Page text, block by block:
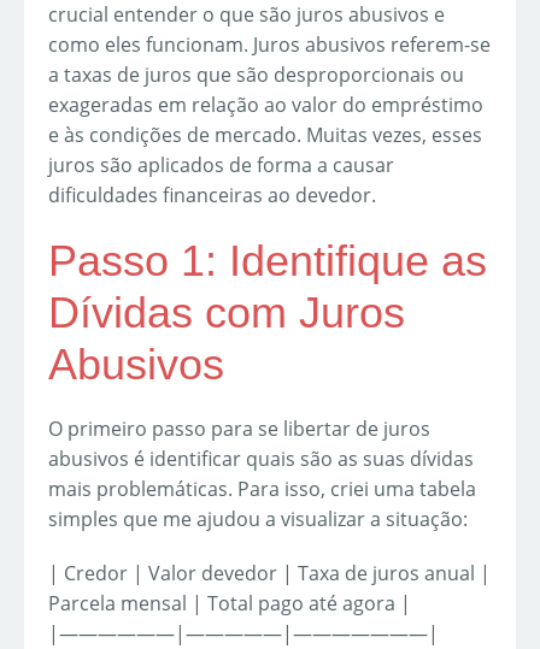
crucial entender o que são juros abusivos e
como eles funcionam. Juros abusivos referem-se
a taxas de juros que são desproporcionais ou
exageradas em relação ao valor do empréstimo
e às condições de mercado. Muitas vezes, esses
juros são aplicados de forma a causar
dificuldades financeiras ao devedor.
Passo 1: Identifique as
Dívidas com Juros
Abusivos
O primeiro passo para se libertar de juros
abusivos é identificar quais são as suas dívidas
mais problemáticas. Para isso, criei uma tabela
simples que me ajudou a visualizar a situação:
| Credor | Valor devedor | Taxa de juros anual |
Parcela mensal | Total pago até agora |
|——————|—————|———————|